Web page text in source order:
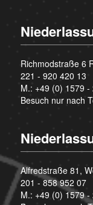
Richmodstraße 6
221 - 920 420 13
M.: +49 (0) 1579 -
Besuch nur nach
Alfredstraße 81,
201 - 858 952 07
M.: +49 (0) 1579 -